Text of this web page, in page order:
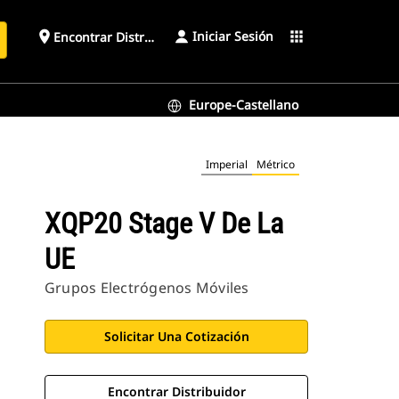
place Encontrar Distribuidor Iniciar Sesión apps
Europe-Castellano
Imperial Métrico
XQP20 Stage V De La
UE
Grupos Electrógenos Móviles
Solicitar Una Cotización
Encontrar Distribuidor